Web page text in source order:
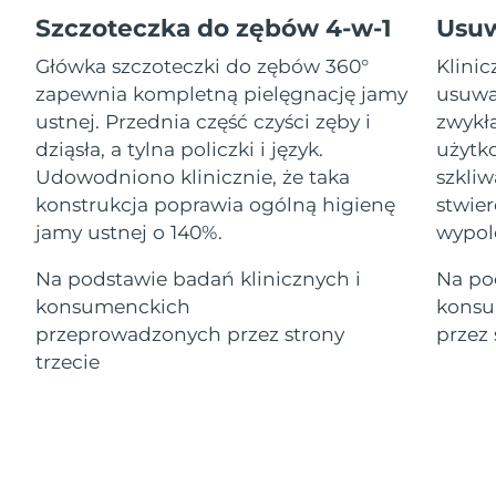
Szczoteczka do zębów 4-w-1
Główka szczoteczki do zębów 360°
zapewnia kompletną pielęgnację jamy
ustnej. Przednia część czyści zęby i
dziąsła, a tylna policzki i język.
Udowodniono klinicznie, że taka
konstrukcja poprawia ogólną higienę
jamy ustnej o 140%.
Na podstawie badań klinicznych i
konsumenckich
przeprowadzonych przez strony
trzecie
Na
przez
Advanced pore care essentials
Serum
For healthy hair
issa™ Teeth Whitening Gel
18% PAP
Kosmetyki Mężczyźni
FOREO APP
O NAS
14/08/2026
Grecja
Oczekiwany czas dostawy
SRA Hongkong
(Chiny)
Oczekiwany czas dostawy
11/08/2026
Węgry
Oczekiwany czas dostawy
Islandia
Oczekiwany czas dostawy
11/08/2026
Indonezja
Oczekiwany czas dostawy